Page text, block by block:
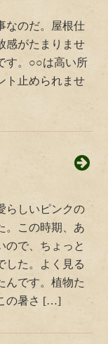
なのだ。屋根仕
感がたまりませ
す。○○は高い所
ト止められませ
らしいピンクの
。この時期、あ
ので、ちょっと
した。よく見る
んです。植物た
の暑さ […]